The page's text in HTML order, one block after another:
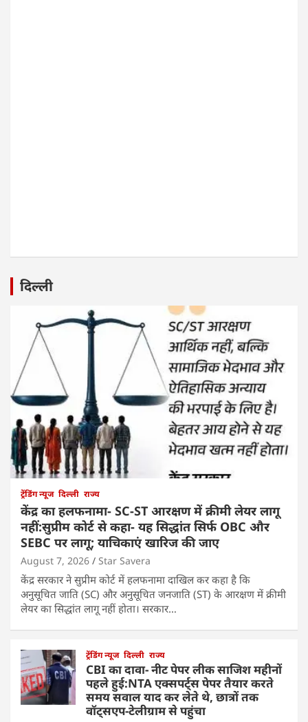
दिल्ली
ट्रेंडिंग न्यूज दिल्ली राज्य
केंद्र का हलफनामा- SC-ST आरक्षण में क्रीमी लेयर लागू
नहीं:सुप्रीम कोर्ट से कहा- यह सिद्धांत सिर्फ OBC और
SEBC पर लागू; याचिकाएं खारिज की जाए
August 7, 2026 Star Savera
केंद्र सरकार ने सुप्रीम कोर्ट में हलफनामा दाखिल कर कहा है कि
अनुसूचित जाति (SC) और अनुसूचित जनजाति (ST) के आरक्षण में क्रीमी
लेयर का सिद्धांत लागू नहीं होता। सरकार…
ट्रेंडिंग न्यूज दिल्ली राज्य
CBI का दावा- नीट पेपर लीक साजिश महीनों
पहले हुई:NTA एक्सपर्ट्स पेपर तैयार करते
समय सवाल याद कर लेते थे, छात्रों तक
वॉट्सएप-टेलीग्राम से पहुंचा